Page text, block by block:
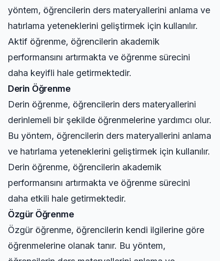
yöntem, öğrencilerin ders materyallerini anlama ve
hatırlama yeteneklerini geliştirmek için kullanılır.
Aktif öğrenme, öğrencilerin akademik
performansını artırmakta ve öğrenme sürecini
daha keyifli hale getirmektedir.
Derin Öğrenme
Derin öğrenme, öğrencilerin ders materyallerini
derinlemeli bir şekilde öğrenmelerine yardımcı olur.
Bu yöntem, öğrencilerin ders materyallerini anlama
ve hatırlama yeteneklerini geliştirmek için kullanılır.
Derin öğrenme, öğrencilerin akademik
performansını artırmakta ve öğrenme sürecini
daha etkili hale getirmektedir.
Özgür Öğrenme
Özgür öğrenme, öğrencilerin kendi ilgilerine göre
öğrenmelerine olanak tanır. Bu yöntem,